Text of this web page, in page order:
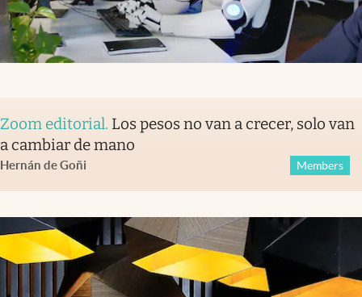
Zoom editorial. Los pesos no van a crecer, solo van
a cambiar de mano
Hernán de Goñi Members